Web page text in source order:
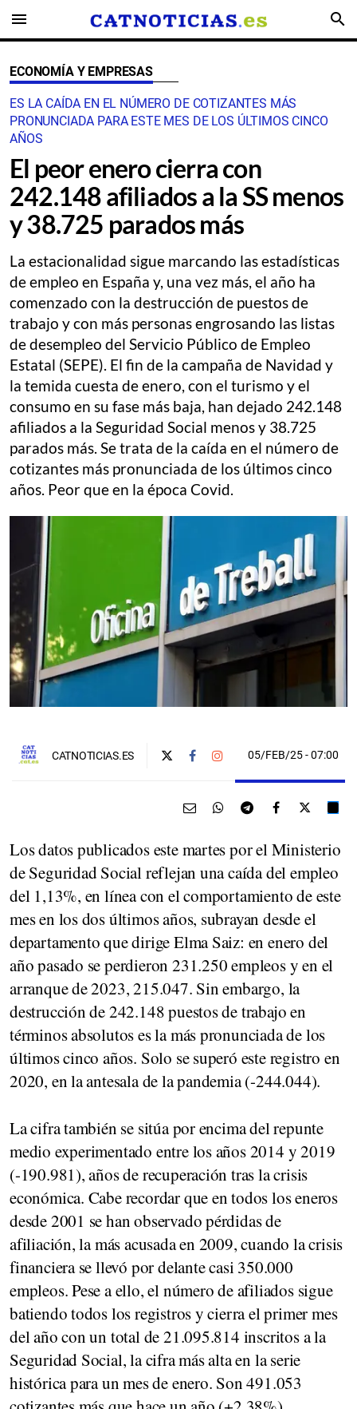
menu search
ECONOMÍA Y EMPRESAS
ES LA CAÍDA EN EL NÚMERO DE COTIZANTES MÁS
PRONUNCIADA PARA ESTE MES DE LOS ÚLTIMOS CINCO
AÑOS
El peor enero cierra con
242.148 afiliados a la SS menos
y 38.725 parados más
La estacionalidad sigue marcando las estadísticas
de empleo en España y, una vez más, el año ha
comenzado con la destrucción de puestos de
trabajo y con más personas engrosando las listas
de desempleo del Servicio Público de Empleo
Estatal (SEPE). El fin de la campaña de Navidad y
la temida cuesta de enero, con el turismo y el
consumo en su fase más baja, han dejado 242.148
afiliados a la Seguridad Social menos y 38.725
parados más. Se trata de la caída en el número de
cotizantes más pronunciada de los últimos cinco
años. Peor que en la época Covid.
CATNOTICIAS.ES 05/FEB/25- 07:00
Los datos publicados este martes por el Ministerio
de Seguridad Social reflejan una caída del empleo
del 1,13%, en línea con el comportamiento de este
mes en los dos últimos años, subrayan desde el
departamento que dirige Elma Saiz: en enero del
año pasado se perdieron 231.250 empleos y en el
arranque de 2023, 215.047. Sin embargo, la
destrucción de 242.148 puestos de trabajo en
términos absolutos es la más pronunciada de los
últimos cinco años. Solo se superó este registro en
2020, en la antesala de la pandemia (-244.044).
La cifra también se sitúa por encima del repunte
medio experimentado entre los años 2014 y 2019
(-190.981), años de recuperación tras la crisis
económica. Cabe recordar que en todos los eneros
desde 2001 se han observado pérdidas de
afiliación, la más acusada en 2009, cuando la crisis
financiera se llevó por delante casi 350.000
empleos. Pese a ello, el número de afiliados sigue
batiendo todos los registros y cierra el primer mes
del año con un total de 21.095.814 inscritos a la
Seguridad Social, la cifra más alta en la serie
histórica para un mes de enero. Son 491.053